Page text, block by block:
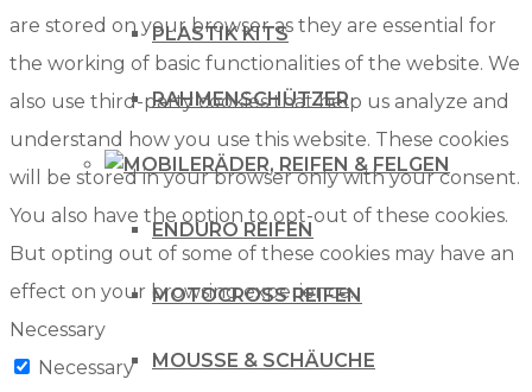
PLASTIK KITS
RAHMENSCHÜTZER
RÄDER, REIFEN & FELGEN
ENDURO REIFEN
MOTOCROSS REIFEN
MOUSSE & SCHÄUCHE
are stored on your browser as they are essential for
the working of basic functionalities of the website. We
also use third-party cookies that help us analyze and
understand how you use this website. These cookies
will be stored in your browser only with your consent.
You also have the option to opt-out of these cookies.
But opting out of some of these cookies may have an
effect on your browsing experience.
Necessary
Necessary